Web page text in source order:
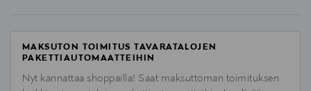
MAKSUTON TOIMITUS TAVARATALOJEN
PAKETTIAUTOMAATTEIHIN
Nyt kannattaa shoppailla! Saat maksuttoman toimituksen